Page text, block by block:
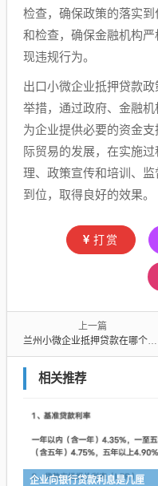
检查，确保政策的落实
和检查，确保金融机构
现违规行为。
出口小微企业抵押贷款
举措，通过政府、金融
为企业提供必要的资金
际贸易的发展，在实施
理、政策宣传和培训、
到位，取得良好的效果。
打赏
上一篇
兰州小微企业抵押贷款在哪个银行办
相关推荐
企业向银行贷款利息是几厘